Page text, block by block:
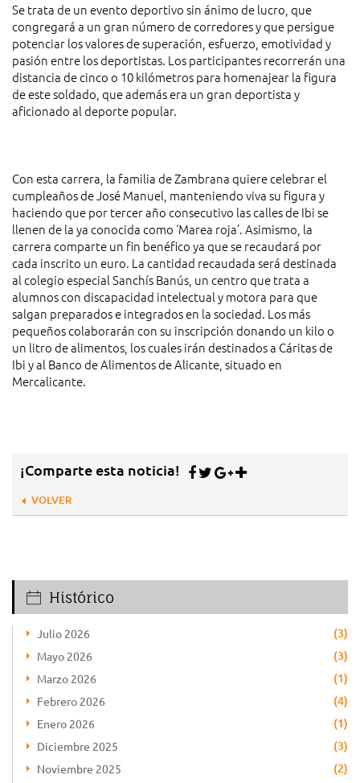
Se trata de un evento deportivo sin ánimo de lucro, que
congregará a un gran número de corredores y que persigue
potenciar los valores de superación, esfuerzo, emotividad y
pasión entre los deportistas. Los participantes recorrerán una
distancia de cinco o 10 kilómetros para homenajear la figura
de este soldado, que además era un gran deportista y
aficionado al deporte popular.
Con esta carrera, la familia de Zambrana quiere celebrar el
cumpleaños de José Manuel, manteniendo viva su figura y
haciendo que por tercer año consecutivo las calles de Ibi se
llenen de la ya conocida como ‘Marea roja’. Asimismo, la
carrera comparte un fin benéfico ya que se recaudará por
cada inscrito un euro. La cantidad recaudada será destinada
al colegio especial Sanchís Banús, un centro que trata a
alumnos con discapacidad intelectual y motora para que
salgan preparados e integrados en la sociedad. Los más
pequeños colaborarán con su inscripción donando un kilo o
un litro de alimentos, los cuales irán destinados a Cáritas de
Ibi y al Banco de Alimentos de Alicante, situado en
Mercalicante.
¡Comparte esta noticia!
VOLVER
Histórico
Julio 2026 (3)
Mayo 2026 (3)
Marzo 2026 (1)
Febrero 2026 (4)
Enero 2026 (1)
Diciembre 2025 (3)
Noviembre 2025 (2)